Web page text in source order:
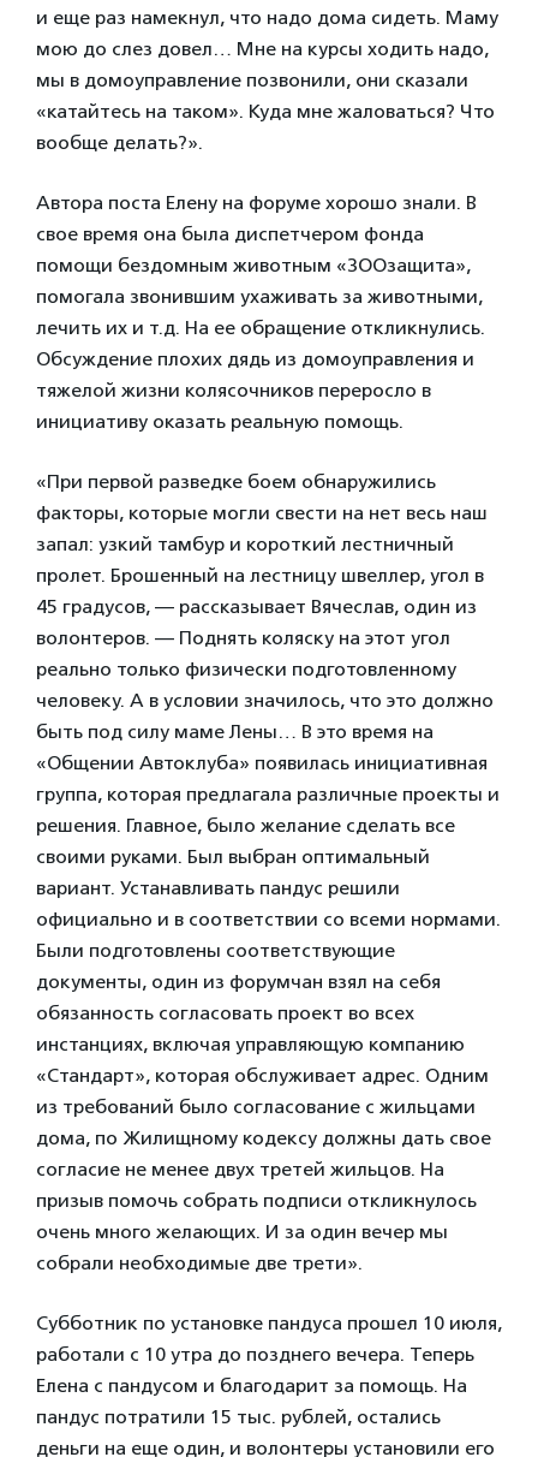
и еще раз намекнул, что надо дома сидеть. Маму
мою до слез довел… Мне на курсы ходить надо,
мы в домоуправление позвонили, они сказали
«катайтесь на таком». Куда мне жаловаться? Что
вообще делать?».
Автора поста Елену на форуме хорошо знали. В
свое время она была диспетчером фонда
помощи бездомным животным «ЗООзащита»,
помогала звонившим ухаживать за животными,
лечить их и т.д. На ее обращение откликнулись.
Обсуждение плохих дядь из домоуправления и
тяжелой жизни колясочников переросло в
инициативу оказать реальную помощь.
«При первой разведке боем обнаружились
факторы, которые могли свести на нет весь наш
запал: узкий тамбур и короткий лестничный
пролет. Брошенный на лестницу швеллер, угол в
45 градусов, — рассказывает Вячеслав, один из
волонтеров. — Поднять коляску на этот угол
реально только физически подготовленному
человеку. А в условии значилось, что это должно
быть под силу маме Лены… В это время на
«Общении Автоклуба» появилась инициативная
группа, которая предлагала различные проекты и
решения. Главное, было желание сделать все
своими руками. Был выбран оптимальный
вариант. Устанавливать пандус решили
официально и в соответствии со всеми нормами.
Были подготовлены соответствующие
документы, один из форумчан взял на себя
обязанность согласовать проект во всех
инстанциях, включая управляющую компанию
«Стандарт», которая обслуживает адрес. Одним
из требований было согласование с жильцами
дома, по Жилищному кодексу должны дать свое
согласие не менее двух третей жильцов. На
призыв помочь собрать подписи откликнулось
очень много желающих. И за один вечер мы
собрали необходимые две трети».
Субботник по установке пандуса прошел 10 июля,
работали с 10 утра до позднего вечера. Теперь
Елена с пандусом и благодарит за помощь. На
пандус потратили 15 тыс. рублей, остались
деньги на еще один, и волонтеры установили его